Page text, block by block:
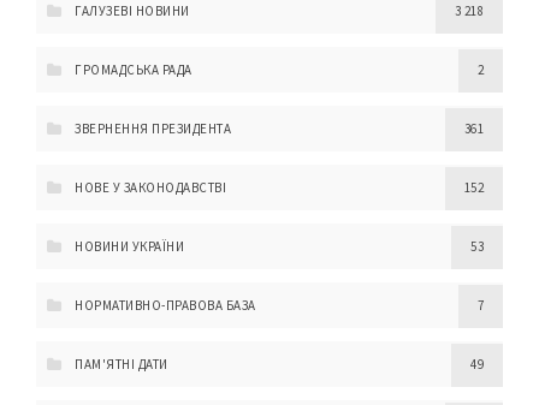
ГАЛУЗЕВІ НОВИНИ 3 218
ГРОМАДСЬКА РАДА 2
ЗВЕРНЕННЯ ПРЕЗИДЕНТА 361
НОВЕ У ЗАКОНОДАВСТВІ 152
НОВИНИ УКРАЇНИ 53
НОРМАТИВНО-ПРАВОВА БАЗА 7
ПАМ'ЯТНІ ДАТИ 49